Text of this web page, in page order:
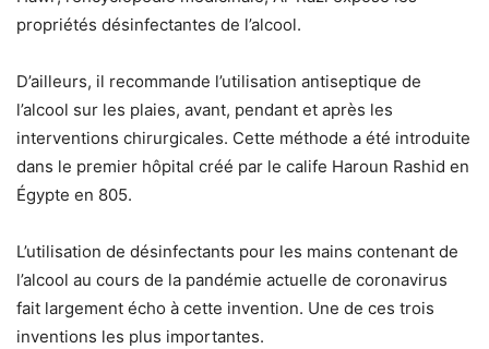
propriétés désinfectantes de l’alcool.
D’ailleurs, il recommande l’utilisation antiseptique de
l’alcool sur les plaies, avant, pendant et après les
interventions chirurgicales. Cette méthode a été introduite
dans le premier hôpital créé par le calife Haroun Rashid en
Égypte en 805.
L’utilisation de désinfectants pour les mains contenant de
l’alcool au cours de la pandémie actuelle de coronavirus
fait largement écho à cette invention. Une de ces trois
inventions les plus importantes.